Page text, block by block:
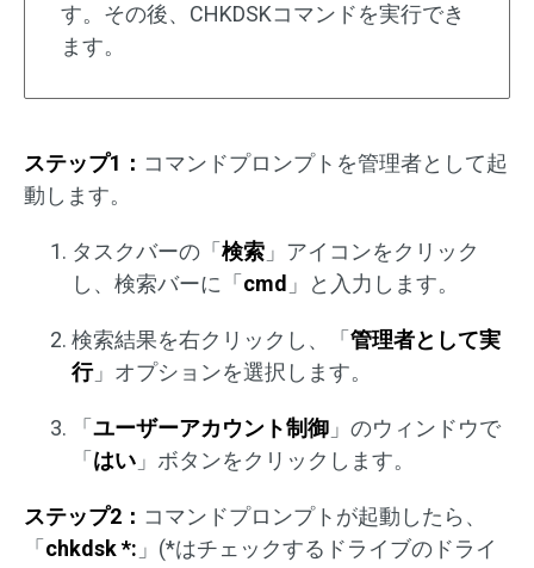
す。その後、CHKDSKコマンドを実行でき
ます。
ステップ1： コマンドプロンプトを管理者として起
動します。
タスクバーの「 検索 」アイコンをクリック
し、検索バーに「 cmd 」と入力します。
検索結果を右クリックし、「 管理者として実
行」オプションを選択します。
「 ユーザーアカウント制御 」のウィンドウで
「 はい 」ボタンをクリックします。
ステップ2： コマンドプロンプトが起動したら、
「 chkdsk *: 」(*はチェックするドライブのドライ